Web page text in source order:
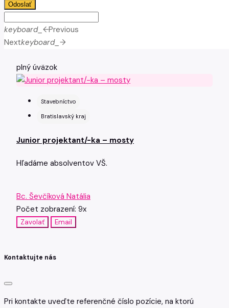
Odoslať
keyboard_arrow_leftPrevious
Nextkeyboard_arrow_right
plný úväzok
Stavebníctvo
Bratislavský kraj
Junior projektant/-ka – mosty
Hľadáme absolventov VŠ.
Bc. Ševčíková Natália
Počet zobrazení: 9x
Zavolať Email
Kontaktujte nás
Pri kontakte uveďte referenčné číslo pozície, na ktorú